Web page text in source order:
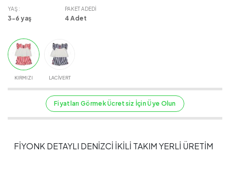
YAŞ :
3-6 yaş
PAKET ADEDI
4 Adet
KIRMIZI LACİVERT
Fiyatları Görmek Ücretsiz İçin Üye Olun
FİYONK DETAYLI DENİZCİ İKİLİ TAKIM YERLİ ÜRETİM